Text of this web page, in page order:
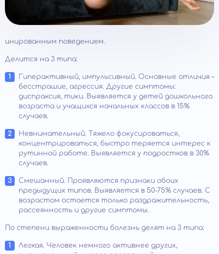
инированным поведением.
Делится на 3 типа:
Гиперактивный, импульсивный. Основные отличия –
бесстрашие, агрессия. Другие симптомы:
диспраксия, тики. Выявляется у детей дошкольного
возраста и учащихся начальных классов в 15%
случаев.
Невнимательный. Тяжело фокусироваться,
концентрироваться, быстро теряется интерес к
рутинной работе. Выявляется у подростков в 30%
случаев.
Смешанный. Проявляются признаки обоих
предыдущих типов. Выявляется в 50-75% случаев. С
возрастом остается только раздражительность,
рассеянность и другие симптомы.
По степени выраженности болезнь делят на 3 типа:
Легкая. Человек немного активнее других,